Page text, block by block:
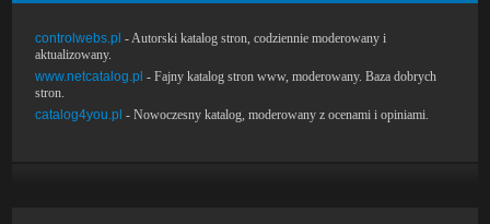
controlwebs.pl - Autorski katalog stron, codziennie moderowany i
aktualizowany.
www.netcatalog.pl - Fajny katalog stron www, moderowany. Baza dobrych
stron.
catalog4you.pl - Nowoczesny katalog, moderowany z ocenami i opiniami.